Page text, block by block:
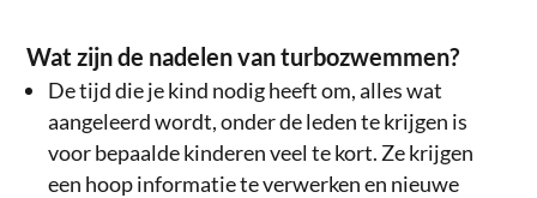
Wat zijn de nadelen van turbozwemmen?
De tijd die je kind nodig heeft om, alles wat
aangeleerd wordt, onder de leden te krijgen is
voor bepaalde kinderen veel te kort. Ze krijgen
een hoop informatie te verwerken en nieuwe